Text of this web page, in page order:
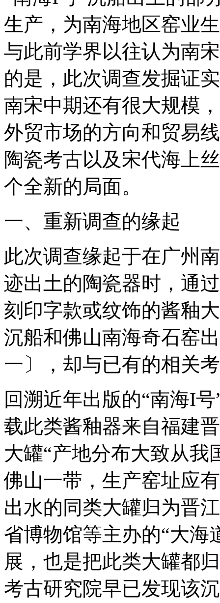
生产，为南海地区窑业
与此前学界以往认为南
的是，此次调查发掘证
南宋中期还有很大规模
外贸市场的方向和贸易
陶瓷考古以及宋代海上
个全新的局面。
一、重新调查的缘起
此次调查缘起于在广州
迹出土的陶瓷器时，通
刻印字款或纹饰的酱釉
沉船和佛山南海奇石窑
一〕，却与已有的相关
回溯近年出版的“南海I
载此类酱釉器来自福建
大罐“产地分布大致从
佛山一带，生产窑址应
出水的同类大罐归为晋
省博物馆等主办的“大海
展，也是把此类大罐都
考古研究院早已发现该